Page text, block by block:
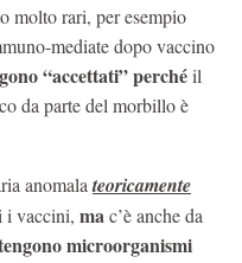
molto rari, per esempio
mediate dopo vaccino
“accettati” perchéil
da parte del morbillo è
anomalateoricamente
i vaccini, mac’è anche da
microorganismi